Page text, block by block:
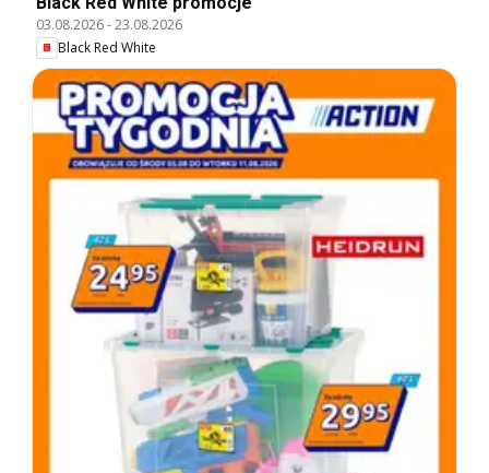
03.08.2026-23.08.2026
Black Red White